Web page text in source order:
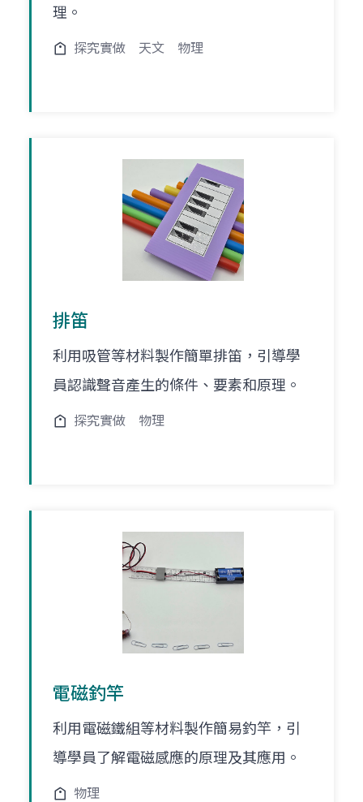
理。
探究實做 天文 物理
排笛
利用吸管等材料製作簡單排笛，引導學
員認識聲音產生的條件、要素和原理。
探究實做 物理
電磁釣竿
利用電磁鐵組等材料製作簡易釣竿，引
導學員了解電磁感應的原理及其應用。
物理